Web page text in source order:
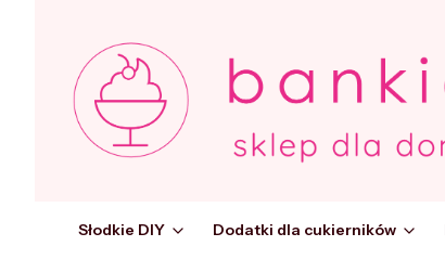
Słodkie DIY Dodatki dla cukierników